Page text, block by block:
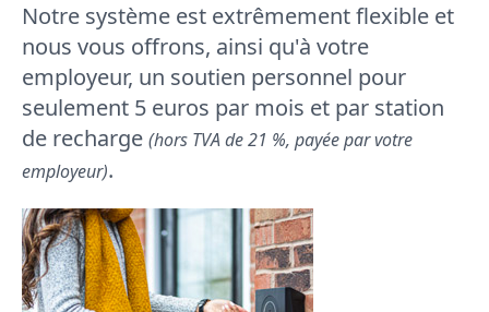
Notre système est extrêmement flexible et
nous vous offrons, ainsi qu'à votre
employeur, un soutien personnel pour
seulement 5 euros par mois et par station
de recharge (hors TVA de 21 %, payée par votre
employeur).